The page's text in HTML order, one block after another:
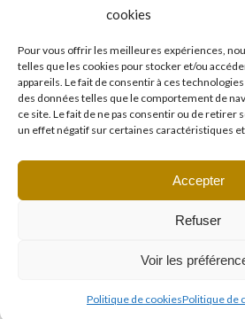
cookies
Pour vous offrir les meilleures expériences,
telles que les cookies pour stocker et/ou
appareils. Le fait de consentir à ces
des données telles que le comportement de
ce site. Le fait de ne pas consentir ou de retirer
un effet négatif sur certaines caractéristiques
Accepter
Refuser
Voir les
Politique de cookiesPolitique de
Gésiers de canard
6 résultats